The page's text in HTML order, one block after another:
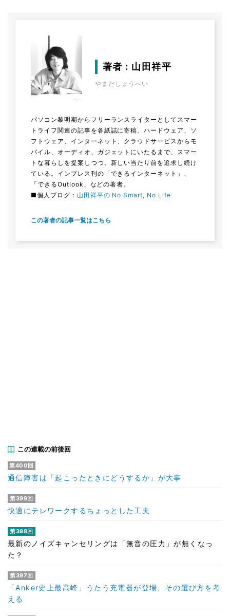
著者 : 山田祥平
やまだしょうへい
パソコン黎明期からフリーランスライターとしてスマー
トライフ関連の記事を各紙誌に寄稿。ハードウェア、ソ
フトウェア、インターネット、クラウドサービスからモ
バイル、オーディオ、ガジェットにいたるまで、スマー
トな暮らしを提案しつつ、新しい当たり前を追求し続け
ている。インプレス刊の「できるインターネット」、
「できるOutlook」などの著者。
■個人ブログ： 山田祥平の No Smart, No Life
この著者の記事一覧はこちら
この連載の前後回
第400回
通信障害は「起こったときにどうするか」が大事
第399回
快適にテレワークするちょっとした工夫
第398回
最新のノイズキャンセリングは「無音の圧力」が無くなっ
た？
第397回
「Anker史上最高峰」うたう充電器が登場、その選び方を考
える